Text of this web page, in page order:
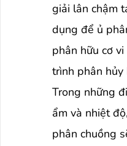
giải lân chậm
dụng để ủ
phân hữu cơ
trình phân hủy
Trong những
ẩm và nhiệt
phân chuồng